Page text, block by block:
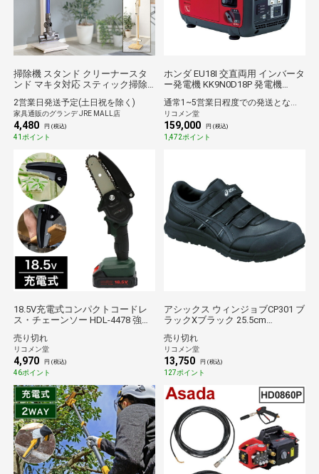
掃除機 スタンド クリーナースタ
ンド マキタ対応 スティック掃除
を穴を開けない・傷つけない「立
てる」収納 コード穴 天然木 木製
【OG】 [ホワイトウォッシュ]
2営業日発送予定(土日祝を除く)
家具通販のグランデ JRE MALL店
4,480 円 (税込)
41ポイント
ホンダ EU18I 交直両用 インバータ
ー発電機 KK9N0D18P 発電機
可能 軽量 簡単メンテナンス管理
【送料無料】
リコメン堂
159,000 円 (税込)
1,472ポイント
18.5V充電式コンパクトコードレ
ス・チェーンソー HDL-4478 強力
のこぎり 小型チェーンソー ハン
ディチェーンソー コンパクトチェ
ーンソー ダブルロック【送料無
料】
売り切れ
リコメン堂
4,970 円 (税込)
46ポイント
アシックス ウィンジョブCP301 ブ
ラックXブラック 25.5cm
売り切れ
リコメン堂
13,750 円 (税込)
127ポイント